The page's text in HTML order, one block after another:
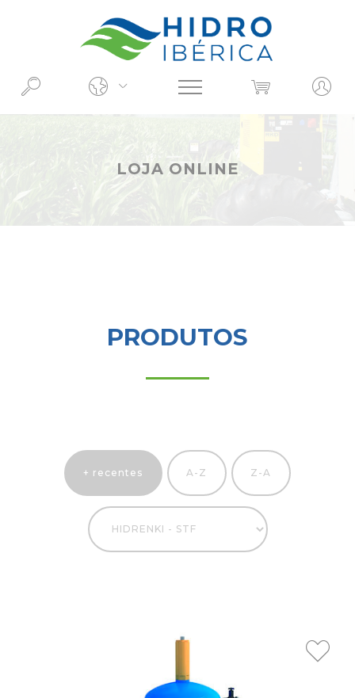
LOJA ONLINE
PRODUTOS
+ recentes A-Z Z-A
O QUE PROCURA?